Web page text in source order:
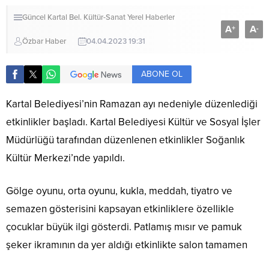
Güncel Kartal Bel. Kültür-SanatYerel Haberler
Özbar Haber 04.04.2023 19:31
A+ A-
ABONE OL
Kartal Belediyesi’nin Ramazan ayı nedeniyle düzenlediği
etkinlikler başladı. Kartal Belediyesi Kültür ve Sosyal İşler
Müdürlüğü tarafından düzenlenen etkinlikler Soğanlık
Kültür Merkezi’nde yapıldı.
Gölge oyunu, orta oyunu, kukla, meddah, tiyatro ve
semazen gösterisini kapsayan etkinliklere özellikle
çocuklar büyük ilgi gösterdi. Patlamış mısır ve pamuk
şeker ikramının da yer aldığı etkinlikte salon tamamen